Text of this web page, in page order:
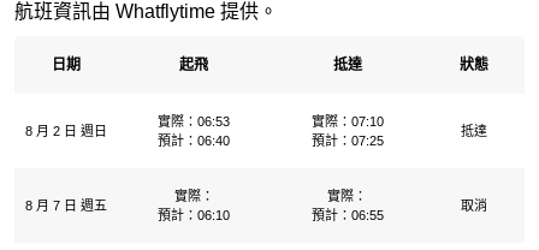
航班資訊由 Whatflytime 提供。
日期 起飛 抵達 狀態
8 月 2 日 週日
實際：06:53
預計：06:40
實際：07:10
預計：07:25
抵達
8 月 7 日 週五
實際：
預計：06:10
實際：
預計：06:55
取消